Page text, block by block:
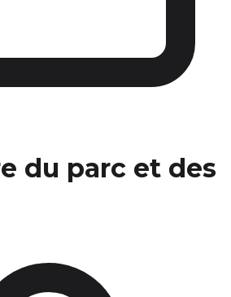
du parc et des